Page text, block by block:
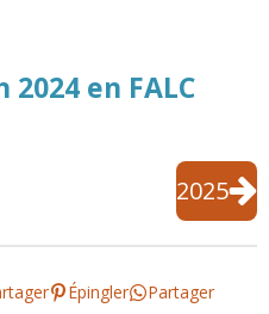
en FALC
2025
Épingler Partager